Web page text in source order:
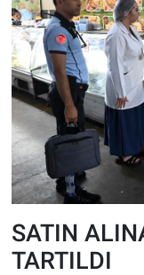
SATIN
TARTILDI